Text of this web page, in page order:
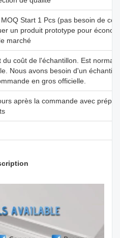
Start 1 Pcs (pas besoin de
un produit prototype pour
marché
du coût de l'échantillon. Est
Nous avons besoin d'un
en gros officielle.
après la commande avec